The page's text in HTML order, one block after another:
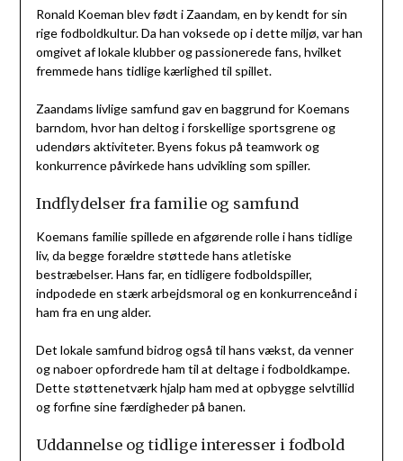
Ronald Koeman blev født i Zaandam, en by kendt for sin
rige fodboldkultur. Da han voksede op i dette miljø, var han
omgivet af lokale klubber og passionerede fans, hvilket
fremmede hans tidlige kærlighed til spillet.
Zaandams livlige samfund gav en baggrund for Koemans
barndom, hvor han deltog i forskellige sportsgrene og
udendørs aktiviteter. Byens fokus på teamwork og
konkurrence påvirkede hans udvikling som spiller.
Indflydelser fra familie og samfund
Koemans familie spillede en afgørende rolle i hans tidlige
liv, da begge forældre støttede hans atletiske
bestræbelser. Hans far, en tidligere fodboldspiller,
indpodede en stærk arbejdsmoral og en konkurrenceånd i
ham fra en ung alder.
Det lokale samfund bidrog også til hans vækst, da venner
og naboer opfordrede ham til at deltage i fodboldkampe.
Dette støttenetværk hjalp ham med at opbygge selvtillid
og forfine sine færdigheder på banen.
Uddannelse og tidlige interesser i fodbold